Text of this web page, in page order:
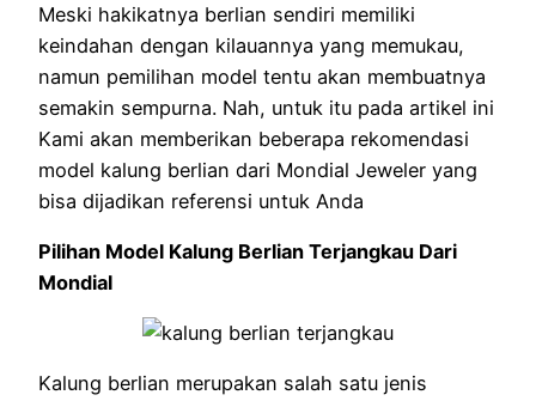
Meski hakikatnya berlian sendiri memiliki
keindahan dengan kilauannya yang memukau,
namun pemilihan model tentu akan membuatnya
semakin sempurna. Nah, untuk itu pada artikel ini
Kami akan memberikan beberapa rekomendasi
model kalung berlian dari Mondial Jeweler yang
bisa dijadikan referensi untuk Anda
Pilihan Model Kalung Berlian Terjangkau Dari
Mondial
Kalung berlian merupakan salah satu jenis